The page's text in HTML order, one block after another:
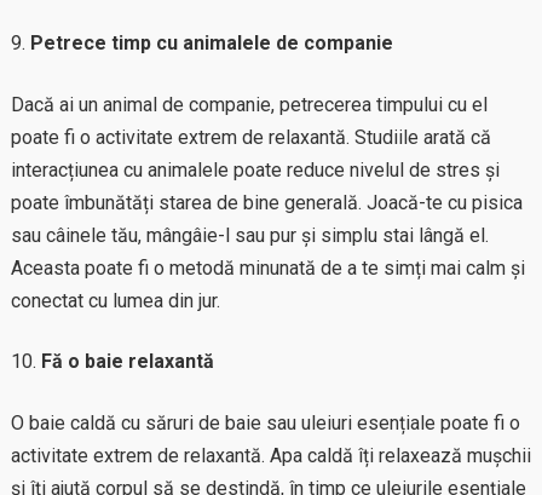
Petrece timp cu animalele de companie
Dacă ai un animal de companie, petrecerea timpului cu el
poate fi o activitate extrem de relaxantă. Studiile arată că
interacțiunea cu animalele poate reduce nivelul de stres și
poate îmbunătăți starea de bine generală. Joacă-te cu pisica
sau câinele tău, mângâie-l sau pur și simplu stai lângă el.
Aceasta poate fi o metodă minunată de a te simți mai calm și
conectat cu lumea din jur.
Fă o baie relaxantă
O baie caldă cu săruri de baie sau uleiuri esențiale poate fi o
activitate extrem de relaxantă. Apa caldă îți relaxează mușchii
și îți ajută corpul să se destindă, în timp ce uleiurile esențiale